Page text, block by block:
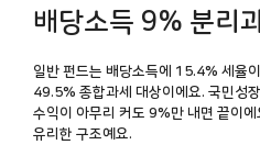
배당소득 9% 분리
일반 펀드는 배당소득에 15.4% 세율
49.5% 종합과세 대상이에요. 국민성
수익이 아무리 커도 9%만 내면 끝이에
유리한 구조예요.